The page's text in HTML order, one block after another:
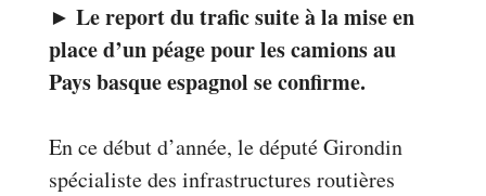
► Le report du trafic suite à la mise en
place d’un péage pour les camions au
Pays basque espagnol se confirme.
En ce début d’année, le député Girondin
spécialiste des infrastructures routières